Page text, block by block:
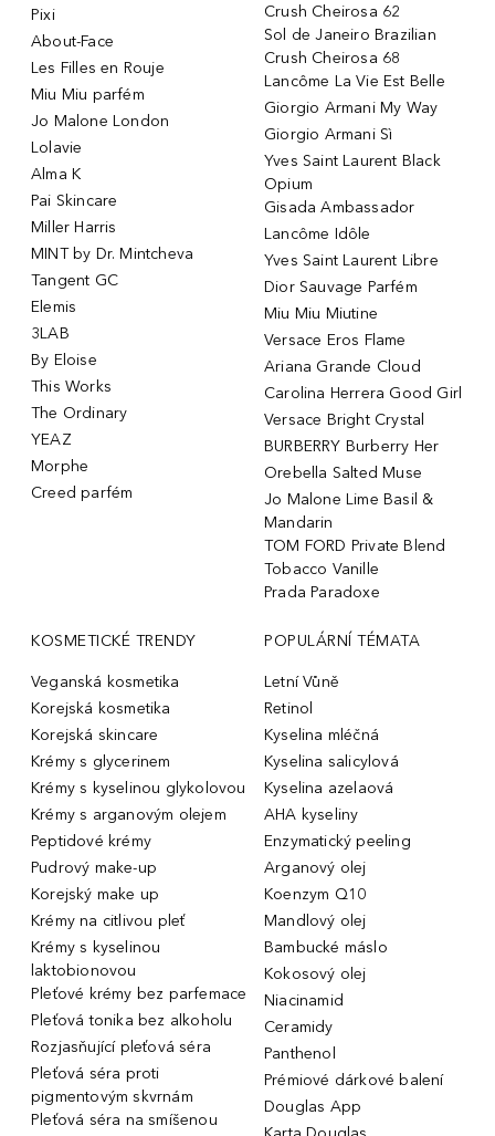
Pixi
About-Face
Les Filles en Rouje
Miu Miu parfém
Jo Malone London
Lolavie
Alma K
Pai Skincare
Miller Harris
MINT by Dr. Mintcheva
Tangent GC
Elemis
3LAB
By Eloise
This Works
The Ordinary
YEAZ
Morphe
Creed parfém
Crush Cheirosa 62
Sol de Janeiro Brazilian
Crush Cheirosa 68
Lancôme La Vie Est Belle
Giorgio Armani My Way
Giorgio Armani Sì
Yves Saint Laurent Black
Opium
Gisada Ambassador
Lancôme Idôle
Yves Saint Laurent Libre
Dior Sauvage Parfém
Miu Miu Miutine
Versace Eros Flame
Ariana Grande Cloud
Carolina Herrera Good Girl
Versace Bright Crystal
BURBERRY Burberry Her
Orebella Salted Muse
Jo Malone Lime Basil &
Mandarin
TOM FORD Private Blend
Tobacco Vanille
Prada Paradoxe
KOSMETICKÉ TRENDY
Veganská kosmetika
Korejská kosmetika
Korejská skincare
Krémy s glycerinem
Krémy s kyselinou glykolovou
Krémy s arganovým olejem
Peptidové krémy
Pudrový make-up
Korejský make up
Krémy na citlivou pleť
Krémy s kyselinou
laktobionovou
Pleťové krémy bez parfemace
Pleťová tonika bez alkoholu
Rozjasňující pleťová séra
Pleťová séra proti
pigmentovým skvrnám
Pleťová séra na smíšenou
POPULÁRNÍ TÉMATA
Letní Vůně
Retinol
Kyselina mléčná
Kyselina salicylová
Kyselina azelaová
AHA kyseliny
Enzymatický peeling
Arganový olej
Koenzym Q10
Mandlový olej
Bambucké máslo
Kokosový olej
Niacinamid
Ceramidy
Panthenol
Prémiové dárkové balení
Douglas App